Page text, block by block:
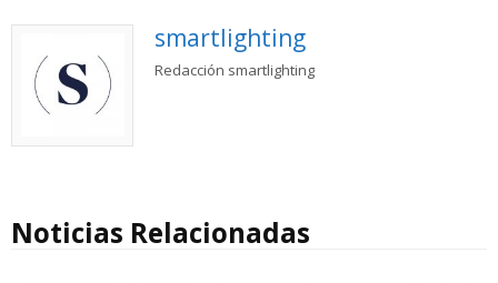
smartlighting
Redacción smartlighting
Noticias Relacionadas